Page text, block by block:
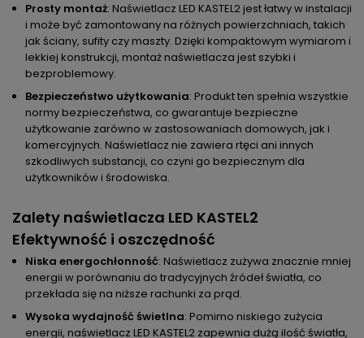
Prosty montaż: Naświetlacz LED KASTEL2 jest łatwy w instalacji
i może być zamontowany na różnych powierzchniach, takich
jak ściany, sufity czy maszty. Dzięki kompaktowym wymiarom i
lekkiej konstrukcji, montaż naświetlacza jest szybki i
bezproblemowy.
Bezpieczeństwo użytkowania: Produkt ten spełnia wszystkie
normy bezpieczeństwa, co gwarantuje bezpieczne
użytkowanie zarówno w zastosowaniach domowych, jak i
komercyjnych. Naświetlacz nie zawiera rtęci ani innych
szkodliwych substancji, co czyni go bezpiecznym dla
użytkowników i środowiska.
Zalety naświetlacza LED KASTEL2
Efektywność i oszczędność
Niska energochłonność: Naświetlacz zużywa znacznie mniej
energii w porównaniu do tradycyjnych źródeł światła, co
przekłada się na niższe rachunki za prąd.
Wysoka wydajność świetlna: Pomimo niskiego zużycia
energii, naświetlacz LED KASTEL2 zapewnia dużą ilość światła,